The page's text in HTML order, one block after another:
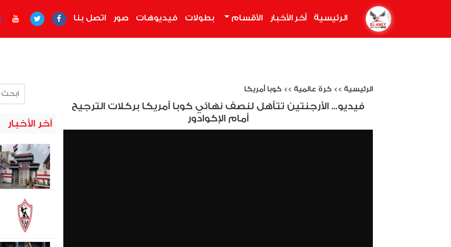
الرئيسية أخر الأخبار الأقسام بطولات فيديوهات صور اتصل بنا
الرئيسية >> كرة عالمية >> كوبا أمريكا
فيديو... الأرجنتين تتأهل لنصف نهائي كوبا أمريكا بركلات الترجيح
أمام الإكوادور
آخر الأخبار